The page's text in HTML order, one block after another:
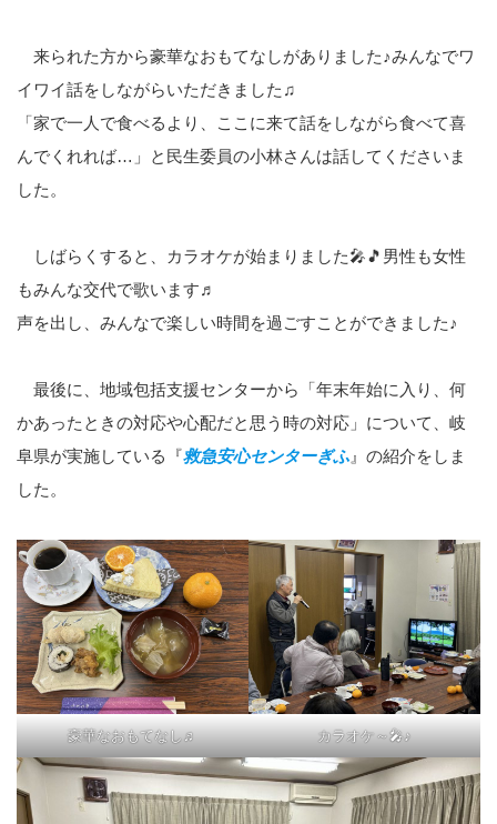
来られた方から豪華なおもてなしがありました♪みんなでワ
イワイ話をしながらいただきました♫
「家で一人で食べるより、ここに来て話をしながら食べて喜
んでくれれば…」と民生委員の小林さんは話してくださいま
した。
しばらくすると、カラオケが始まりました🎤🎵男性も女性
もみんな交代で歌います♬
声を出し、みんなで楽しい時間を過ごすことができました♪
最後に、地域包括支援センターから「年末年始に入り、何
かあったときの対応や心配だと思う時の対応」について、岐
阜県が実施している『救急安心センターぎふ 』の紹介をしま
した。
豪華なおもてなし♬ カラオケ～🎤♪